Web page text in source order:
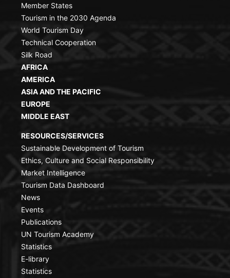
Member States
Tourism in the 2030 Agenda
World Tourism Day
Technical Cooperation
Silk Road
AFRICA
AMERICA
ASIA AND THE PACIFIC
EUROPE
MIDDLE EAST
RESOURCES/SERVICES
Sustainable Development of Tourism
Ethics, Culture and Social Responsibility
Market Intelligence
Tourism Data Dashboard
News
Events
Publications
UN Tourism Academy
Statistics
E-library
Statistics